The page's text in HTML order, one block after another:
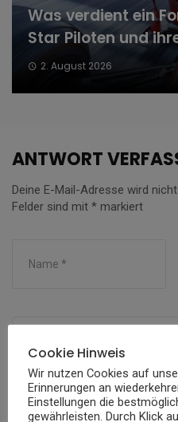
Was verdient ein
Star Piloten und
2. August 2026
ANTWORT
Deine E-Mail-Adresse wird
Felder sind mit * markiert
Cookie Hinweis
Wir nutzen Cookies auf
Erinnerungen an
Einstellungen die
gewährleisten. Durch Klick